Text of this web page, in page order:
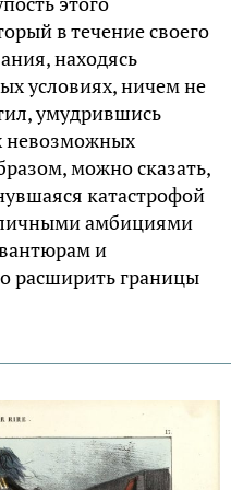
в течение своего
находясь
условиях, ничем не
умудрившись
невозможных
можно сказать,
катастрофой
амбициями
и
расширить границы